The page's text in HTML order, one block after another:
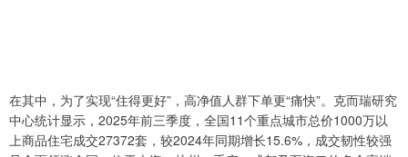
在其中，为了实现“住得更好”，高净值人群下单更“痛快”。克而瑞研究
中心统计显示，2025年前三季度，全国11个重点城市总价1000万以
上商品住宅成交27372套，较2024年同期增长15.6%，成交韧性较强